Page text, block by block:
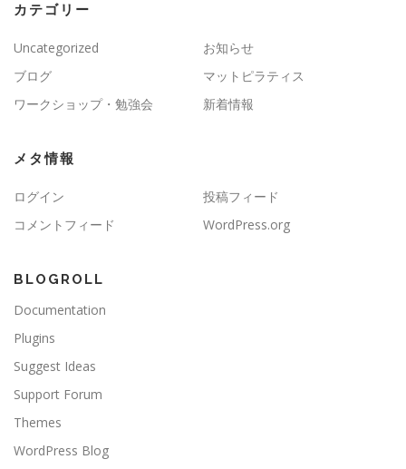
カテゴリー
Uncategorized
お知らせ
ブログ
マットピラティス
ワークショップ・勉強会
新着情報
メタ情報
ログイン
投稿フィード
コメントフィード
WordPress.org
BLOGROLL
Documentation
Plugins
Suggest Ideas
Support Forum
Themes
WordPress Blog